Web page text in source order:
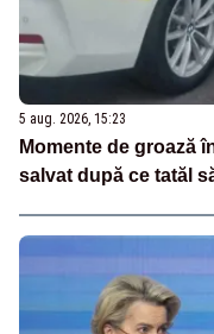
5 aug. 2026, 15:23
Momente de groază
salvat după ce tatăl